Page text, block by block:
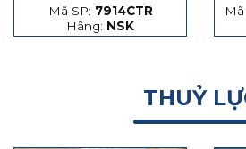
Mã SP: 7914CTR
Hãng: NSK
Mã
THUỶ